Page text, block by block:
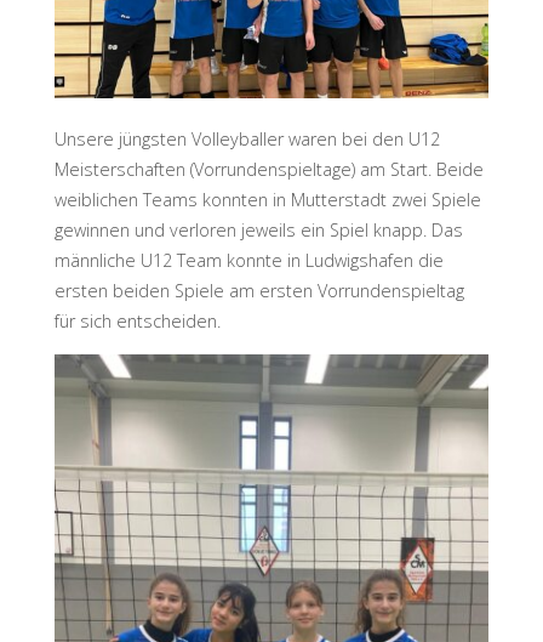
Unsere jüngsten Volleyballer waren bei den U12
Meisterschaften (Vorrundenspieltage) am Start. Beide
weiblichen Teams konnten in Mutterstadt zwei Spiele
gewinnen und verloren jeweils ein Spiel knapp. Das
männliche U12 Team konnte in Ludwigshafen die
ersten beiden Spiele am ersten Vorrundenspieltag
für sich entscheiden.